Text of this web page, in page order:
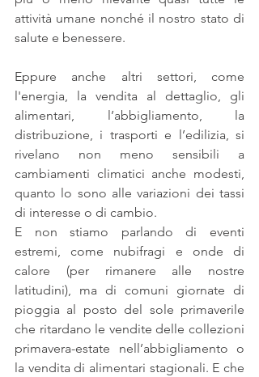
attività umane nonché il nostro stato di
salute e benessere.
Eppure anche altri settori, come
l'energia, la vendita al dettaglio, gli
alimentari, l’abbigliamento, la
distribuzione, i trasporti e l’edilizia, si
rivelano non meno sensibili a
cambiamenti climatici anche modesti,
quanto lo sono alle variazioni dei tassi
di interesse o di cambio.
E non stiamo parlando di eventi
estremi, come nubifragi e onde di
calore (per rimanere alle nostre
latitudini), ma di comuni giornate di
pioggia al posto del sole primaverile
che ritardano le vendite delle collezioni
primavera-estate nell’abbigliamento o
la vendita di alimentari stagionali. E che